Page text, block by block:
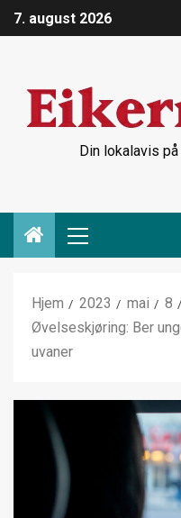
7. august 2026
Din lokalavis
Hjem 2023 mai
8
Øvelseskjøring: Ber
uvaner